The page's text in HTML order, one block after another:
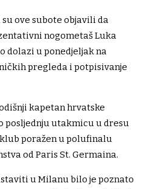
ove subote objavili da
nogometaš Luka
dolazi u ponedjeljak na
pregleda i potpisivanje
kapetan hrvatske
posljednju utakmicu u dresu
poražen u polufinalu
od Paris St. Germaina.
u Milanu bilo je poznato